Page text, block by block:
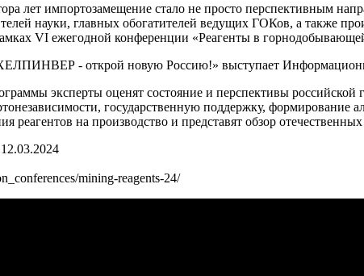
лет импортозамещение стало не просто перспективным
науки, главных обогатителей ведущих ГОКов, а также
VI ежегодной конференции «Реагенты в
- открой новую Россию!» выступает
эксперты оценят состояние и перспективы
государственную поддержку, формирование
реагентов на производство и представят обзор
mining-reagents-24/